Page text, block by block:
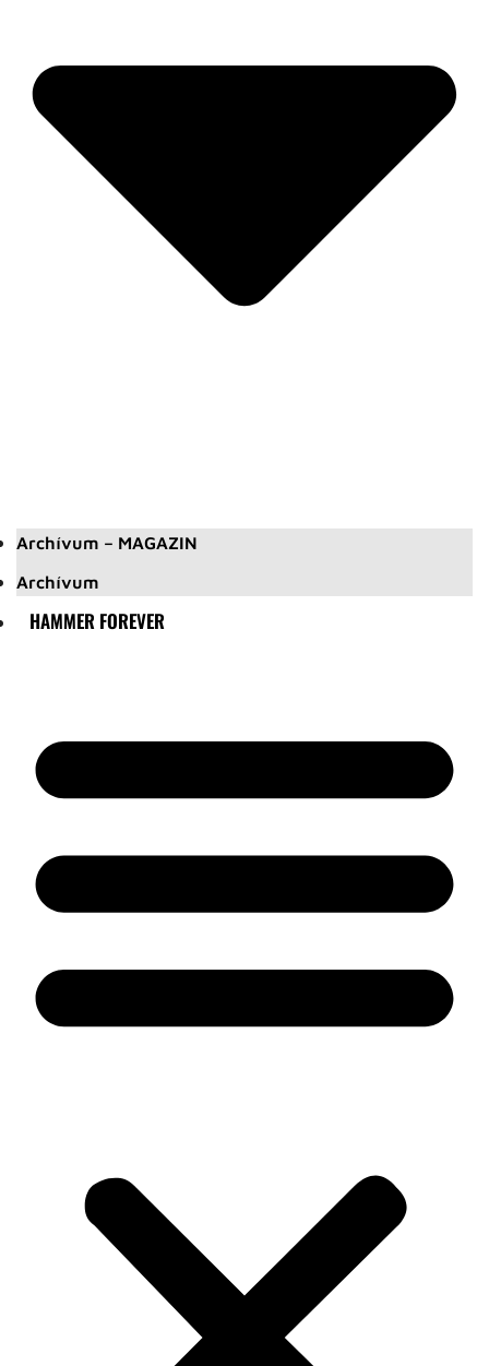
Archívum – MAGAZIN
Archívum
HAMMER FOREVER